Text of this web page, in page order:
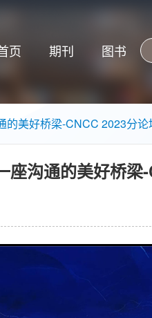
页 期刊 图书
的美好桥梁-CNCC 2023分论
座沟通的美好桥